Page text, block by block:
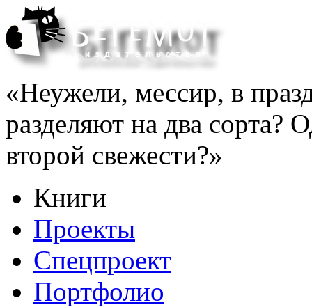
«Неужели, мессир, в
разделяют на два сорта?
второй свежести?»
Книги
Проекты
Спецпроект
Портфолио